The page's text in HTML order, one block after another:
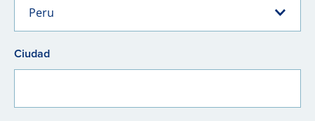
Peru
Ciudad